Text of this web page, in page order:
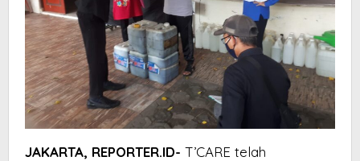
JAKARTA, REPORTER.ID- T’CARE telah